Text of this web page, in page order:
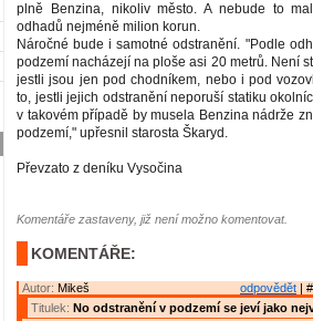
plně Benzina, nikoliv město. A nebude to
odhadů nejméně milion korun.
Náročné bude i samotné odstranění. "Podle
podzemí nacházejí na ploše asi 20 metrů. Není
jestli jsou jen pod chodníkem, nebo i pod
to, jestli jejich odstranění neporuší statiku
v takovém případě by musela Benzina nádrže
podzemí," upřesnil starosta Škaryd.
Převzato z deníku Vysočina
Komentáře zastaveny, již není možno komentovat.
KOMENTÁŘE:
odpovědět |
Autor: Mikeš
Titulek: No odstranění v podzemí se jeví jako